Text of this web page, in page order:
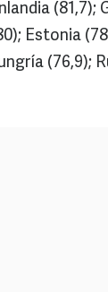
(81,7);
Estonia
(76,9);